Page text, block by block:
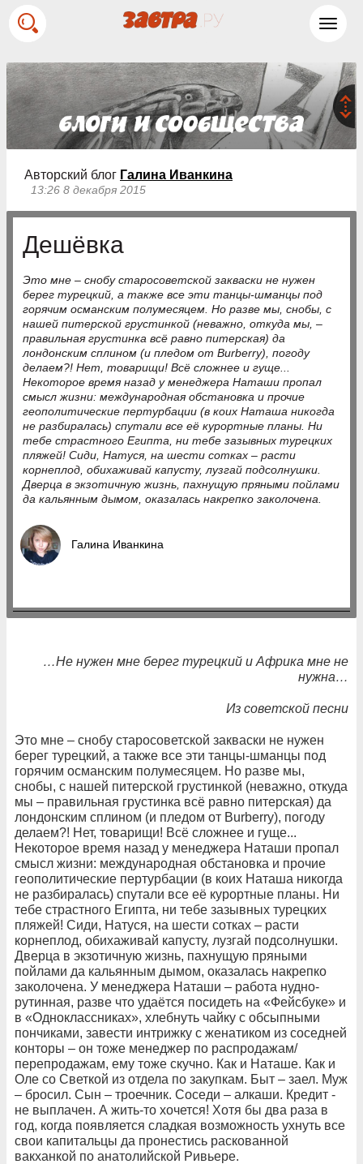
Авторский блог Галина Иванкина
13:26 8 декабря 2015
Дешёвка
Это мне – снобу старосоветской закваски не нужен
берег турецкий, а также все эти танцы-шманцы под
горячим османским полумесяцем. Но разве мы, снобы, с
нашей питерской грустинкой (неважно, откуда мы, –
правильная грустинка всё равно питерская) да
лондонским сплином (и пледом от Burberry), погоду
делаем?! Нет, товарищи! Всё сложнее и гуще...
Некоторое время назад у менеджера Наташи пропал
смысл жизни: международная обстановка и прочие
геополитические пертурбации (в коих Наташа никогда
не разбиралась) спутали все её курортные планы. Ни
тебе страстного Египта, ни тебе зазывных турецких
пляжей! Сиди, Натуся, на шести сотках – расти
корнеплод, обихаживай капусту, лузгай подсолнушки.
Дверца в экзотичную жизнь, пахнущую пряными пойлами
да кальянным дымом, оказалась накрепко заколочена.
Галина Иванкина
…Не нужен мне берег турецкий и Африка мне не
нужна…
Из советской песни
Это мне – снобу старосоветской закваски не нужен
берег турецкий, а также все эти танцы-шманцы под
горячим османским полумесяцем. Но разве мы,
снобы, с нашей питерской грустинкой (неважно, откуда
мы – правильная грустинка всё равно питерская) да
лондонским сплином (и пледом от Burberry), погоду
делаем?! Нет, товарищи! Всё сложнее и гуще...
Некоторое время назад у менеджера Наташи пропал
смысл жизни: международная обстановка и прочие
геополитические пертурбации (в коих Наташа никогда
не разбиралась) спутали все её курортные планы. Ни
тебе страстного Египта, ни тебе зазывных турецких
пляжей! Сиди, Натуся, на шести сотках – расти
корнеплод, обихаживай капусту, лузгай подсолнушки.
Дверца в экзотичную жизнь, пахнущую пряными
пойлами да кальянным дымом, оказалась накрепко
заколочена. У менеджера Наташи – работа нудно-
рутинная, разве что удаётся посидеть на «Фейсбуке» и
в «Одноклассниках», хлебнуть чайку с обсыпными
пончиками, завести интрижку с женатиком из соседней
конторы – он тоже менеджер по распродажам/
перепродажам, ему тоже скучно. Как и Наташе. Как и
Оле со Светкой из отдела по закупкам. Быт – заел. Муж
– бросил. Сын – троечник. Соседи – алкаши. Кредит -
не выплачен. А жить-то хочется! Хотя бы два раза в
год, когда появляется сладкая возможность ухнуть все
свои капитальцы да пронестись раскованной
вакханкой по анатолийской Ривьере.